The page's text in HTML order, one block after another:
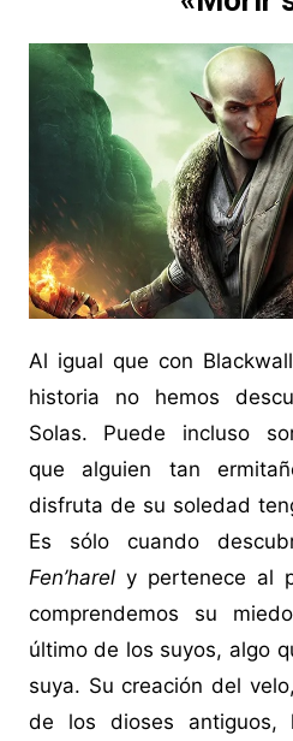
Al igual que con
historia no hemos
Solas. Puede incluso
que alguien tan
disfruta de su soledad
Es sólo cuando
Fen’harely pertenece al
comprendemos su
último de los suyos, algo
suya. Su creación del
de los dioses antiguos,